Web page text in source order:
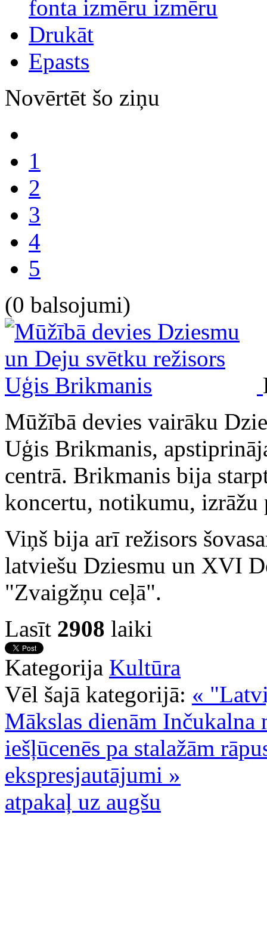
fonta izmēru
Drukāt
Epasts
Novērtēt šo ziņu
1
2
3
4
5
(0 balsojumi)
Mūžībā devies vairāku
Uģis Brikmanis,
centrā. Brikmanis bija
koncertu, notikumu, izrāžu
Viņš bija arī režisors
latviešu Dziesmu un XVI
"Zvaigžņu ceļā".
Lasīt 2908 laiki
Kategorija Kultūra
Vēl šajā kategorijā: «
Mākslas dienām Inčukalna
iešļūcenēs pa stalažām
ekspresjautājumi »
atpakaļ uz augšu